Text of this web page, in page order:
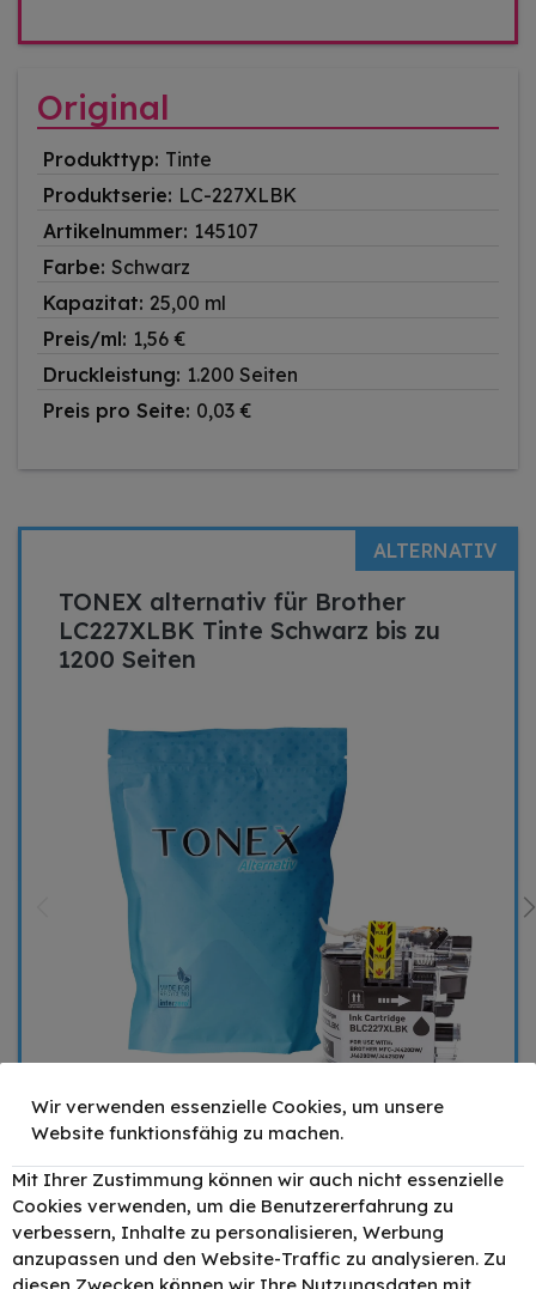
Original
Produkttyp: Tinte
Produktserie: LC-227XLBK
Artikelnummer: 145107
Farbe: Schwarz
Kapazitat: 25,00 ml
Preis/ml: 1,56 €
Druckleistung: 1.200 Seiten
Preis pro Seite: 0,03 €
ALTERNATIV
TONEX alternativ für Brother
LC227XLBK Tinte Schwarz bis zu
1200 Seiten
Wir verwenden essenzielle Cookies, um unsere
Website funktionsfähig zu machen.
Mit Ihrer Zustimmung können wir auch nicht essenzielle
Cookies verwenden, um die Benutzererfahrung zu
verbessern, Inhalte zu personalisieren, Werbung
anzupassen und den Website-Traffic zu analysieren. Zu
diesen Zwecken können wir Ihre Nutzungsdaten mit